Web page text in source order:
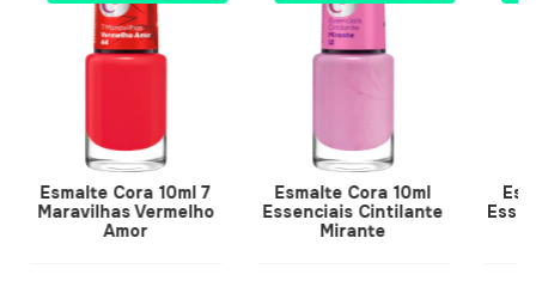
Esmalte Cora 10ml 7
Maravilhas Vermelho
Amor
Esmalte Cora 10ml
Essenciais Cintilante
Mirante